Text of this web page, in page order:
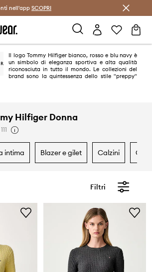
Risparmia con Answear Club >
nell'app SCOPRI
Il logo Tommy Hilfiger bianco, rosso e blu navy è
un simbolo di eleganza sportiva e alta qualità
riconosciuta in tutto il mondo. Le collezioni del
brand sono la quintessenza dello stile "preppy"
Hilfiger Donna
intima blazer e gilet calzini
Filtri